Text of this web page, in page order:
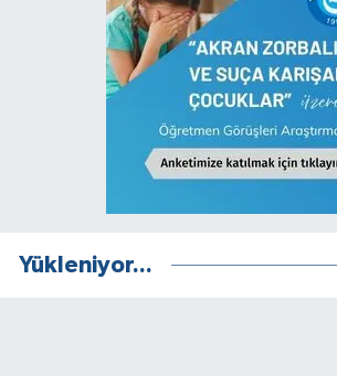
Yükleniyor...